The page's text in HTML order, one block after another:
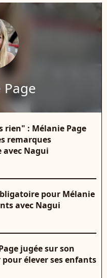
rien" : Mélanie Page
remarques
avec Nagui
pour Mélanie
avec Nagui
jugée sur son
élever ses enfants